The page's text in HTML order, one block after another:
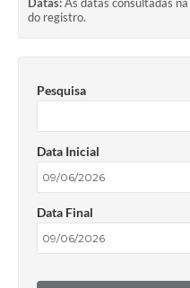
do registro.
Pesquisa
Data Inicial
Data Final